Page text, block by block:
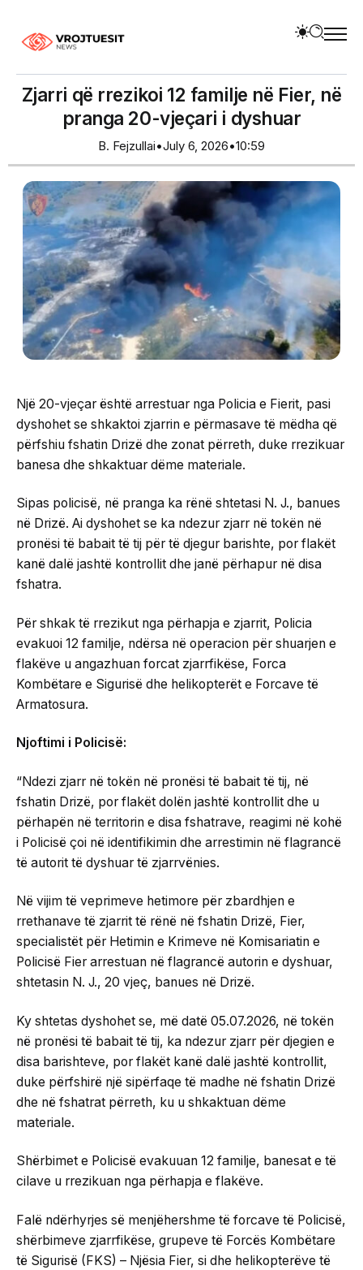
Zjarri që rrezikoi 12 familje në Fier, në
pranga 20-vjeçari i dyshuar
B. Fejzullai•July 6, 2026•10:59
Një 20-vjeçar është arrestuar nga Policia e Fierit, pasi
dyshohet se shkaktoi zjarrin e përmasave të mëdha që
përfshiu fshatin Drizë dhe zonat përreth, duke rrezikuar
banesa dhe shkaktuar dëme materiale.
Sipas policisë, në pranga ka rënë shtetasi N. J., banues
në Drizë. Ai dyshohet se ka ndezur zjarr në tokën në
pronësi të babait të tij për të djegur barishte, por flakët
kanë dalë jashtë kontrollit dhe janë përhapur në disa
fshatra.
Për shkak të rrezikut nga përhapja e zjarrit, Policia
evakuoi 12 familje, ndërsa në operacion për shuarjen e
flakëve u angazhuan forcat zjarrfikëse, Forca
Kombëtare e Sigurisë dhe helikopterët e Forcave të
Armatosura.
Njoftimi i Policisë:
“Ndezi zjarr në tokën në pronësi të babait të tij, në
fshatin Drizë, por flakët dolën jashtë kontrollit dhe u
përhapën në territorin e disa fshatrave, reagimi në kohë
i Policisë çoi në identifikimin dhe arrestimin në flagrancë
të autorit të dyshuar të zjarrvënies.
Në vijim të veprimeve hetimore për zbardhjen e
rrethanave të zjarrit të rënë në fshatin Drizë, Fier,
specialistët për Hetimin e Krimeve në Komisariatin e
Policisë Fier arrestuan në flagrancë autorin e dyshuar,
shtetasin N. J., 20 vjeç, banues në Drizë.
Ky shtetas dyshohet se, më datë 05.07.2026, në tokën
në pronësi të babait të tij, ka ndezur zjarr për djegien e
disa barishteve, por flakët kanë dalë jashtë kontrollit,
duke përfshirë një sipërfaqe të madhe në fshatin Drizë
dhe në fshatrat përreth, ku u shkaktuan dëme
materiale.
Shërbimet e Policisë evakuuan 12 familje, banesat e të
cilave u rrezikuan nga përhapja e flakëve.
Falë ndërhyrjes së menjëhershme të forcave të Policisë,
shërbimeve zjarrfikëse, grupeve të Forcës Kombëtare
të Sigurisë (FKS) – Njësia Fier, si dhe helikopterëve të